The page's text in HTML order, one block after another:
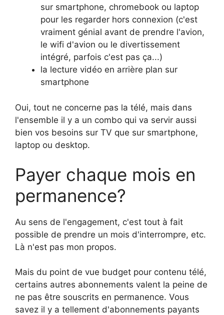
sur smartphone, chromebook ou laptop
pour les regarder hors connexion (c'est
vraiment génial avant de prendre l'avion,
le wifi d'avion ou le divertissement
intégré, parfois c'est pas ça...)
la lecture vidéo en arrière plan sur
smartphone
Oui, tout ne concerne pas la télé, mais dans
l'ensemble il y a un combo qui va servir aussi
bien vos besoins sur TV que sur smartphone,
laptop ou desktop.
Payer chaque mois en
permanence?
Au sens de l'engagement, c'est tout à fait
possible de prendre un mois d'interrompre, etc.
Là n'est pas mon propos.
Mais du point de vue budget pour contenu télé,
certains autres abonnements valent la peine de
ne pas être souscrits en permanence. Vous
savez il y a tellement d'abonnements payants